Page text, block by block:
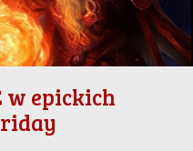
w epickich